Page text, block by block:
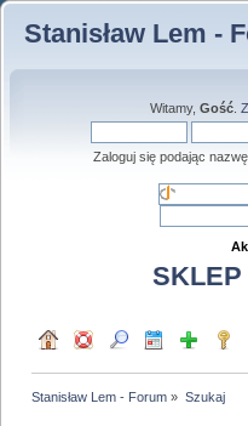
Stanisław Lem -
Witamy, Gość.
Zaloguj się podając
SKLEP
Stanisław Lem - Forum » Szukaj